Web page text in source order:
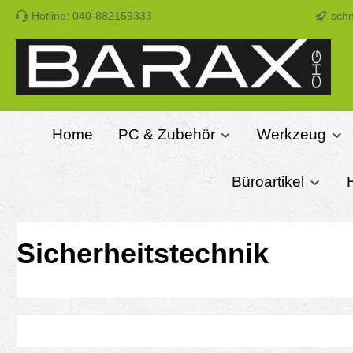
Hauptinhalt springen
Zur Suche springen
Zur Hauptnavigation springen
Hotline: 040-882159333
Home PC & Zubehör Werkzeug
Büroartikel
Sicherheitstechnik